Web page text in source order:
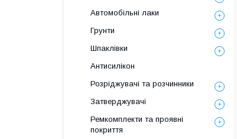
Автомобільні лаки
Грунти
Шпаклівки
Антисилікон
Розріджувачі та розчинники
Затверджувачі
Ремкомплекти та проявні
покриття